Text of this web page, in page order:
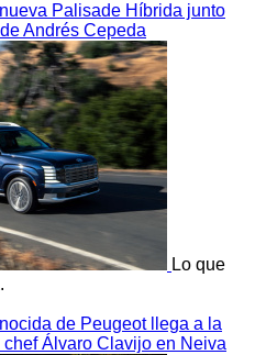
Palisade Híbrida junto
Andrés Cepeda
Lo que
de Peugeot llega a la
Álvaro Clavijo en Neiva